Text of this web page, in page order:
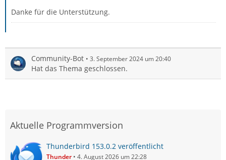
Danke für die Unterstützung.
Community-Bot 3. September 2024 um 20:40
Hat das Thema geschlossen.
Aktuelle Programmversion
Thunderbird 153.0.2 veröffentlicht
Thunder 4. August 2026 um 22:28